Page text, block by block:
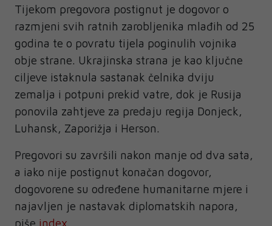
Tijekom pregovora postignut je dogovor o
razmjeni svih ratnih zarobljenika mlađih od 25
godina te o povratu tijela poginulih vojnika
obje strane. Ukrajinska strana je kao ključne
ciljeve istaknula sastanak čelnika dviju
zemalja i potpuni prekid vatre, dok je Rusija
ponovila zahtjeve za predaju regija Donjeck,
Luhansk, Zaporižja i Herson.
Pregovori su završili nakon manje od dva sata,
a iako nije postignut konačan dogovor,
dogovorene su određene humanitarne mjere i
najavljen je nastavak diplomatskih napora,
piše index.